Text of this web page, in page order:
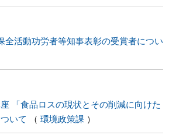
全活動功労者等知事表彰の受賞者につい
「食品ロスの現状とその削減に向けた
いて
環境政策課